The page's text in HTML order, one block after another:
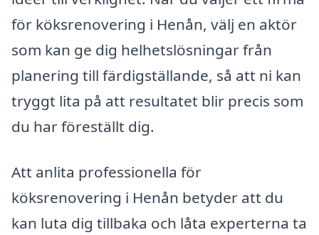
för köksrenovering i Henån, välj en aktör
som kan ge dig helhetslösningar från
planering till färdigställande, så att ni kan
tryggt lita på att resultatet blir precis som
du har föreställt dig.
Att anlita professionella för
köksrenovering i Henån betyder att du
kan luta dig tillbaka och låta experterna ta